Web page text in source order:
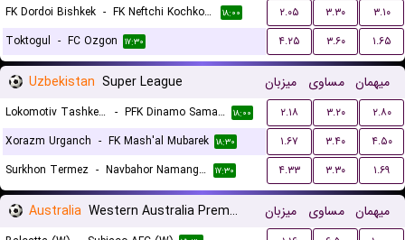
FK Dordoi Bishkek - FK Neftchi Kochkor-Ata ۱۸:۰۰ ۲.۰۵ ۳.۳۰
۳.۱۰
Toktogul - FC Ozgon ۱۷:۳۰ ۴.۲۵ ۳.۶۰ ۱.۶۵
Uzbekistan Super League میزبان مساوی میهمان
Lokomotiv Tashkent FK - PFK Dinamo Samarkand ۱۸:۰۰ ۲.۱۸ ۳.۲۰
۲.۸۰
Xorazm Urganch - FK Mash'al Mubarek ۱۸:۳۰ ۱.۶۷ ۳.۴۰
۴.۵۰
Surkhon Termez - Navbahor Namangan ۱۷:۳۰ ۴.۳۳ ۳.۳۰ ۱.۶۹
Australia Western Australia Premier League Women میزبان مساوی میهمان